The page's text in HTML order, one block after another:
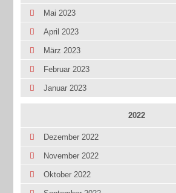
Mai 2023
April 2023
März 2023
Februar 2023
Januar 2023
2022
Dezember 2022
November 2022
Oktober 2022